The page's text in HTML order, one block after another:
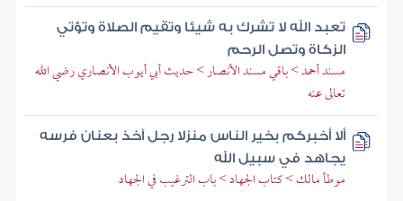
تعبد الله لا تشرك به شيئا وتقيم الصلاة وتؤتي
الزكاة وتصل الرحم
مسند أحمد > باقي مسند الأنصار > حديث أبي أيوب الأنصاري رضي الله
تعالى عنه
ألا أخبركم بخير الناس منزلا رجل آخذ بعنان فرسه
يجاهد في سبيل الله
موطأ مالك > كتاب الجهاد > باب الترغيب في الجهاد